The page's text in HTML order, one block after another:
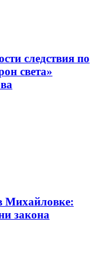
следствия по
света»
Михайловке:
закона